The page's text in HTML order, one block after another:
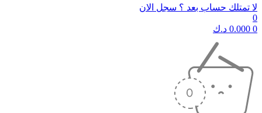
لا تمتلك حساب بعد ؟ سجل الان
0
0
0.000 د.ك